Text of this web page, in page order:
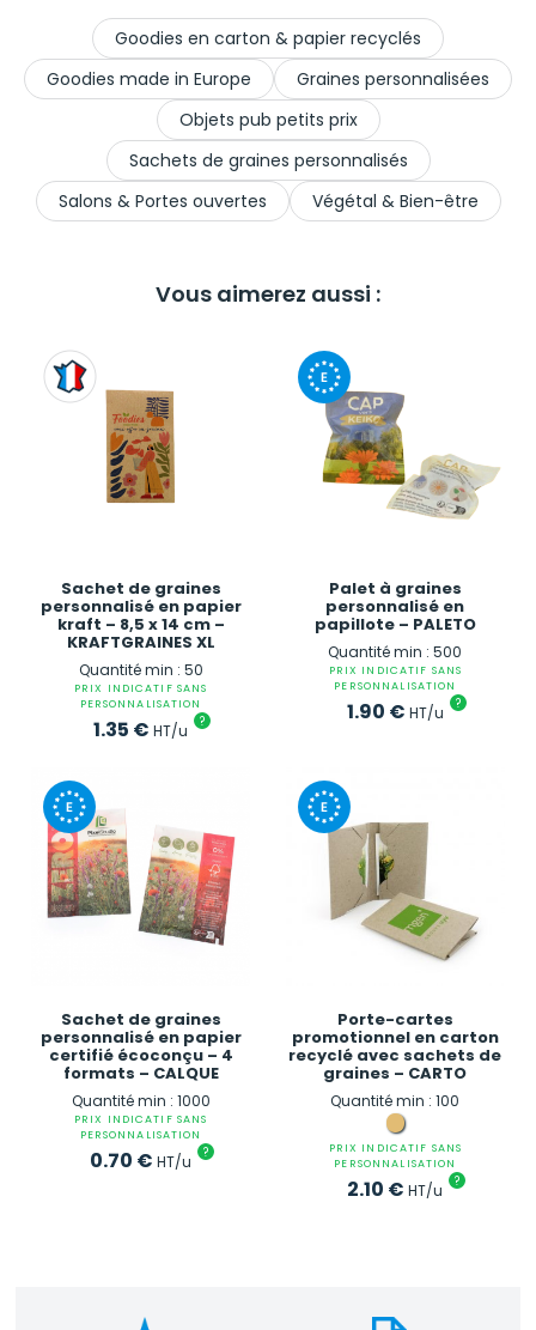
Goodies en carton & papier recyclés
Goodies made in Europe
Graines personnalisées
Objets pub petits prix
Sachets de graines personnalisés
Salons & Portes ouvertes
Végétal & Bien-être
Vous aimerez aussi :
Sachet de graines
personnalisé en papier
kraft – 8,5 x 14 cm –
KRAFTGRAINES XL
Quantité min : 50
PRIX INDICATIF SANS
PERSONNALISATION
1.35 € HT/u ?
Palet à graines
personnalisé en
papillote – PALETO
Quantité min : 500
PRIX INDICATIF SANS
PERSONNALISATION
1.90 € HT/u ?
Sachet de graines
personnalisé en papier
certifié écoconçu – 4
formats – CALQUE
Quantité min : 1000
PRIX INDICATIF SANS
PERSONNALISATION
0.70 € HT/u ?
Porte-cartes
promotionnel en carton
recyclé avec sachets de
graines – CARTO
Quantité min : 100
PRIX INDICATIF SANS
PERSONNALISATION
2.10 € HT/u ?